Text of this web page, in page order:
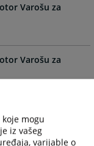
Varošu za
Varošu za
Varošu za
mogu
iz vašeg
varijable o